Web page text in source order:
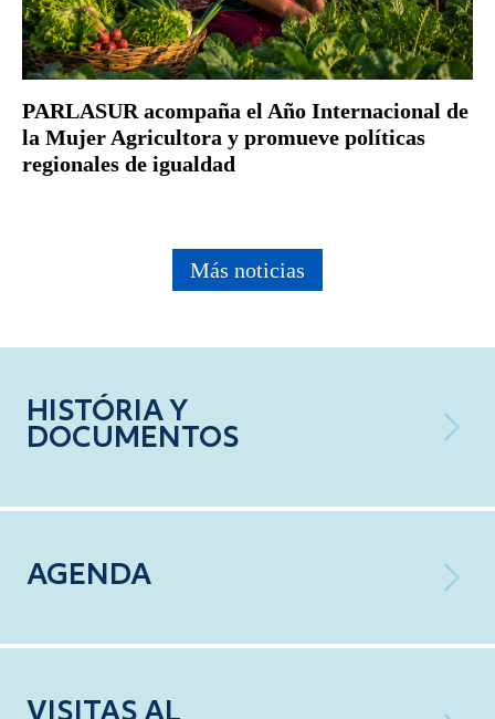
PARLASUR acompaña el Año Internacional de
la Mujer Agricultora y promueve políticas
regionales de igualdad
Más noticias
HISTÓRIA Y
DOCUMENTOS
AGENDA